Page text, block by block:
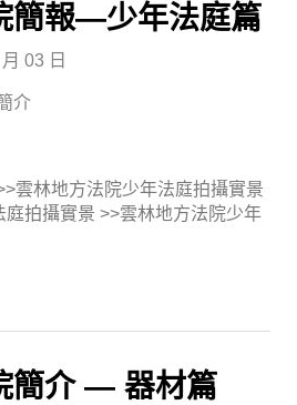
簡報—少年法庭篇
03 日
介
雲林地方法院少年法庭拍攝實景
拍攝實景 >>雲林地方法院少年
簡介 — 器材篇